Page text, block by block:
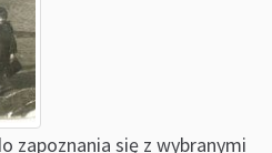
zapoznania się z wybranymi